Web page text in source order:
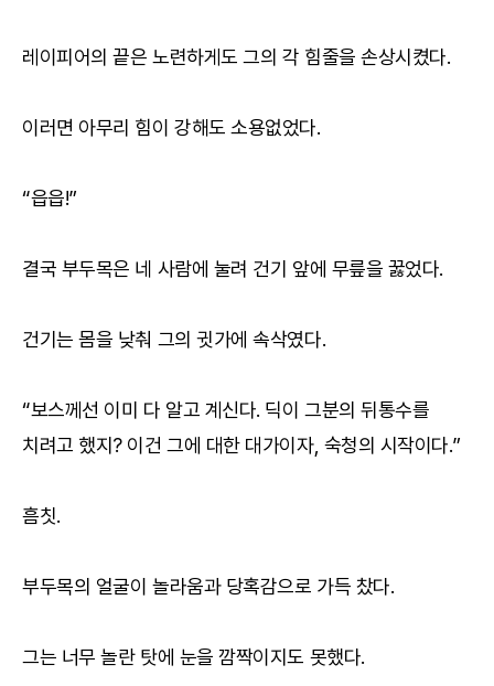
레이피어의 끝은 노련하게도 그의 각 힘줄을 손상시켰다.
이러면 아무리 힘이 강해도 소용없었다.
“읍읍!”
결국 부두목은 네 사람에 눌려 건기 앞에 무릎을 꿇었다.
건기는 몸을 낮춰 그의 귓가에 속삭였다.
“보스께선 이미 다 알고 계신다. 딕이 그분의 뒤통수를
치려고 했지? 이건 그에 대한 대가이자, 숙청의 시작이다.”
흠칫.
부두목의 얼굴이 놀라움과 당혹감으로 가득 찼다.
그는 너무 놀란 탓에 눈을 깜짝이지도 못했다.